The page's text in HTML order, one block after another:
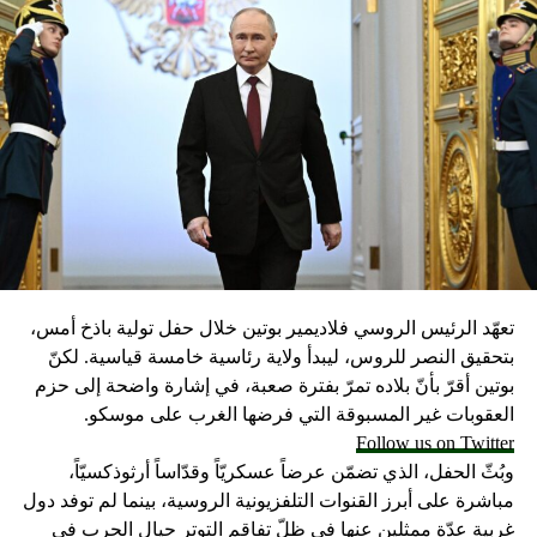
تعهّد الرئيس الروسي فلاديمير بوتين خلال حفل تولية باذخ أمس،
بتحقيق النصر للروس، ليبدأ ولاية رئاسية خامسة قياسية. لكنّ
بوتين أقرّ بأنّ بلاده تمرّ بفترة صعبة، في إشارة واضحة إلى حزم
العقوبات غير المسبوقة التي فرضها الغرب على موسكو.
Follow us on Twitter
وبُثّ الحفل، الذي تضمّن عرضاً عسكريّاً وقدّاساً أرثوذكسيّاً،
مباشرة على أبرز القنوات التلفزيونية الروسية، بينما لم توفد دول
غربية عدّة ممثلين عنها في ظلّ تفاقم التوتر حيال الحرب في